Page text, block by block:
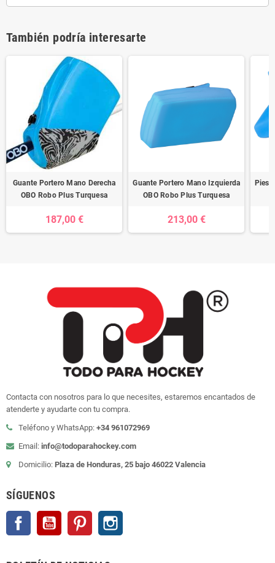
También podría interesarte
Guante Portero Mano Derecha
OBO Robo Plus Turquesa
187,00 €
Guante Portero Mano Izquierda
OBO Robo Plus Turquesa
213,00 €
Pies
Contacta con nosotros para lo que necesites, estaremos encantados de
atenderte y ayudarte con tu compra.
Teléfono y WhatsApp: +34 961072969
Email: info@todoparahockey.com
Domicilio: Plaza de Honduras, 25 bajo 46022 Valencia
SÍGUENOS
Facebook YouTube Pinterest